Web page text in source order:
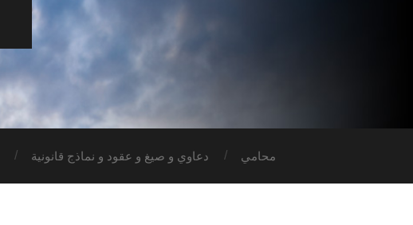
محامي دعاوي و صيغ و عقود و نماذج قانونية